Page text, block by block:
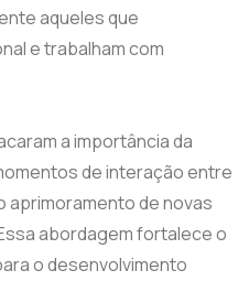
aqueles que
e trabalham com
a importância da
de interação entre
de novas
abordagem fortalece o
o desenvolvimento